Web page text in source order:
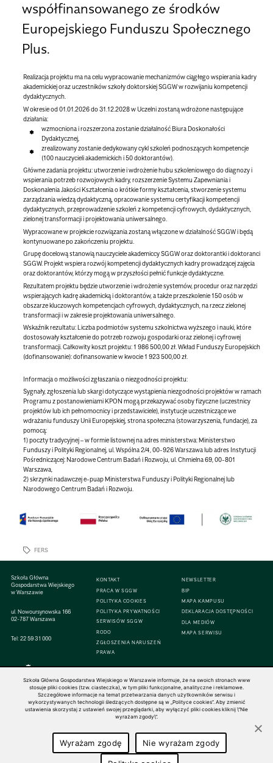
współfinansowanego ze środków
Europejskiego Funduszu Społecznego
Plus.
Realizacja projektu ma na celu wypracowanie mechanizmów ciągłego wspierania kadry
akademickiej oraz uczestników szkoły doktorskiej SGGW w rozwijaniu kompetencji
dydaktycznych.
W okresie od 01.01.2026 do 31.12.2028 w Uczelni zostaną wdrożone następujące
działania:
wzmocniona i rozszerzona zostanie działalność Biura Doskonałości
Dydaktycznej,
zrealizowany zostanie dedykowany cykl szkoleń podnoszących kompetencje
(100 nauczycieli akademickich i 50 doktorantów).
Główne zadania projektu: utworzenie i wdrożenie hubu szkoleniowego do diagnozy i
wspierania potrzeb rozwojowych kadry, rozszerzenie Systemu Zapewniania i
Doskonalenia Jakości Kształcenia o krótkie formy kształcenia, stworzenie systemu
zarządzania wiedzą dydaktyczną, opracowanie systemu certyfikacji kompetencji
dydaktycznych, przeprowadzenie szkoleń z kompetencji cyfrowych, dydaktycznych,
zielonej transformacji i projektowania uniwersalnego.
Wypracowane w projekcie rozwiązania zostaną włączone w działalność SGGW i będą
kontynuowane po zakończeniu projektu.
Grupę docelową stanowią nauczyciele akademiccy SGGW oraz doktorantki i doktoranci
SGGW. Projekt wspiera rozwój kompetencji dydaktycznych kadry prowadzącej zajęcia
oraz doktorantów, którzy mogą w przyszłości pełnić funkcje dydaktyczne.
Rezultatem projektu będzie utworzenie i wdrożenie systemów, procedur oraz narzędzi
wspierających kadrę akademicką i doktorantów, a także przeszkolenie 150 osób w
obszarze kluczowych kompetencjach cyfrowych, dydaktycznych, na rzecz zielonej
transformacji i w zakresie projektowania uniwersalnego.
Wskaźnik rezultatu: Liczba podmiotów systemu szkolnictwa wyższego i nauki, które
dostosowały kształcenie do potrzeb rozwoju gospodarki oraz zielonej i cyfrowej
transformacji. Całkowity koszt projektu: 1 986 500,00 zł. Wkład Funduszy Europejskich
(dofinansowanie): dofinansowanie w kwocie 1 923 500,00 zł.
Informacja o możliwości zgłaszania o niezgodności projektu:
Sygnały, zgłoszenia lub skargi dotyczące wystąpienia niezgodności projektów w ramach
Programu z postanowieniami KPON mogą przekazywać osoby fizyczne (uczestnicy
projektów lub ich pełnomocnicy i przedstawiciele), instytucje uczestniczące we
wdrażaniu funduszy Unii Europejskiej, strona społeczna (stowarzyszenia, fundacje), za
pomocą:
1) poczty tradycyjnej – w formie listownej na adres ministerstwa: Ministerstwo
Funduszy i Polityki Regionalnej, ul. Wspólna 2/4, 00-926 Warszawa lub adres Instytucji
Pośredniczącej: Narodowe Centrum Badań i Rozwoju, ul. Chmielna 69, 00-801
Warszawa,
2) skrzynki nadawczej e-puap Ministerstwa Funduszy i Polityki Regionalnej lub
Narodowego Centrum Badań i Rozwoju.
FERS
Szkoła Główna
Gospodarstwa Wiejskiego
w Warszawie
ul. Nowoursynowska 166
02-787 Warszawa
Tel:22 59 31 000
KONTAKT
PRACA W SGGW
POLITYKA COOKIES
POLITYKA PRYWATNOŚCI
SERWISÓW SGGW
RODO
ZGŁOSZENIA NARUSZEŃ
PRAWA
NEWSLETTER
BIP
MAPA KAMPUSU
DEKLARACJA DOSTĘPNOŚCI
DLA MEDIÓW
MAPA SERWISU
© 1816–2026 SGGW — ALL RIGHTS RESERVED
Szkoła Główna Gospodarstwa Wiejskiego w Warszawie informuje, że na swoich stronach www
stosuje pliki cookies (tzw. ciasteczka), w tym pliki funkcjonalne, analityczne i reklamowe.
Szczegółowe informacje na temat przetwarzania danych użytkowników serwisu i
wykorzystywanych technologii śledzących dostępne są w „Polityce cookies”. Aby zmienić
ustawienia skorzystaj z ustawień swojej przeglądarki, aby wyłączyć pliki cookies kliknij \"Nie
wyrażam zgody\".
Wyrażam zgodę Nie wyrażam zgody